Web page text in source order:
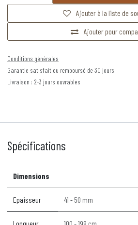
Ajouter pour
Ajouter à la liste de
Conditions générales
Garantie satisfait ou remboursé de 30 jours
Livraison : 2-3 jours ouvrables
Spécifications
Dimensions
Epaisseur 41 - 50 mm